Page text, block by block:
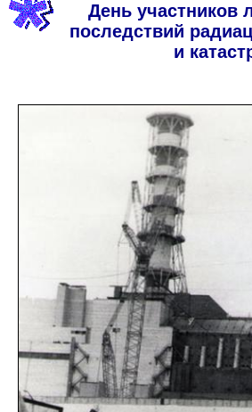
День участников
последствий
и